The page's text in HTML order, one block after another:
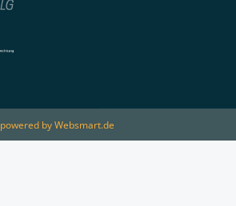
powered by Websmart.de